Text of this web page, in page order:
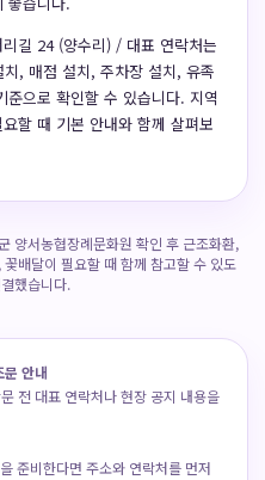
길 24 (양수리) / 대표 연락처는
, 매점 설치, 주차장 설치, 유족
으로 확인할 수 있습니다. 지역
할 때 기본 안내와 함께 살펴보
양서농협장례문화원 확인 후 근조화환,
꽃배달이 필요할 때 함께 참고할 수 있도
했습니다.
문 안내
전 대표 연락처나 현장 공지 내용을
준비한다면 주소와 연락처를 먼저